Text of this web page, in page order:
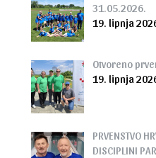
31.05.2026.
19. lipnja
Otvoreno
19. lipnja
PRVENSTVO
DISCIPLINI